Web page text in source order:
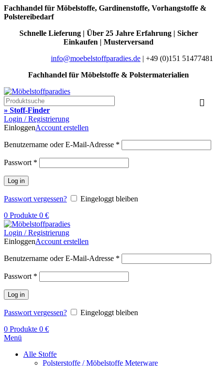
Fachhandel für Möbelstoffe, Gardinenstoffe, Vorhangstoffe &
Polstereibedarf
Schnelle Lieferung | Über 25 Jahre Erfahrung | Sicher
Einkaufen | Musterversand
info@moebelstoffparadies.de | +49 (0)151 51477481
Fachhandel für Möbelstoffe & Polstermaterialien
» Stoff-Finder
Login / Registrierung
EinloggenAccount erstellen
Benutzername oder E-Mail-Adresse *
Passwort *
Log in
Passwort vergessen?
Eingeloggt bleiben
0 Produkte 0 €
Login / Registrierung
EinloggenAccount erstellen
Benutzername oder E-Mail-Adresse *
Passwort *
Log in
Passwort vergessen?
Eingeloggt bleiben
0 Produkte 0 €
Menü
Alle Stoffe
Polsterstoffe / Möbelstoffe Meterware